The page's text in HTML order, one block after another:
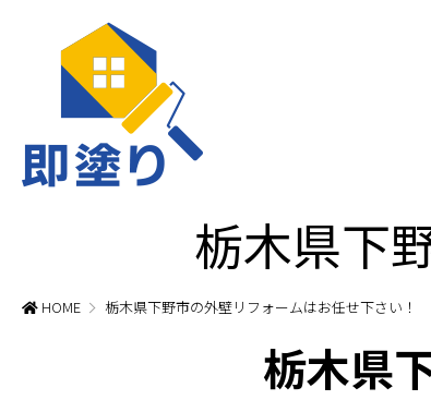
栃木県下
HOME 栃木県下野市の外壁リフォームはお任せ下さい！
栃木県